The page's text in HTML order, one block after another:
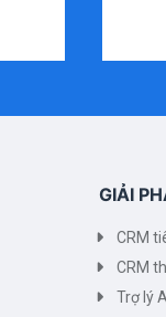
GIẢI
CRM
CRM
Trợ lý AI